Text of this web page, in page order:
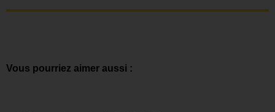
Vous pourriez aimer aussi :